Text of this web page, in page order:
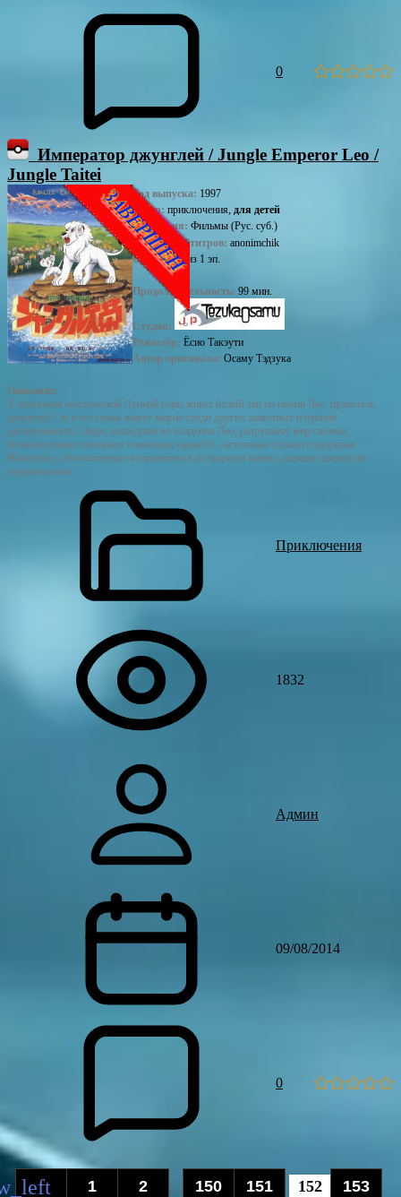
0
Император джунглей / Jungle Emperor Leo /
Jungle Taitei
Год выпуска: 1997
Жанр: приключения, для детей
Категория: Фильмы (Рус. суб.)
Перевод субтитров: anonimchik
Серии:1-1 из 1 эп.
Продолжительность: 99 мин.
Студия:
Режиссёр: Ёсио Такэути
Автор оригинала: Осаму Тэдзука
Описание:
У подножия мистической Лунной горы живет белый лев по имени Лео, правитель
джунглей. Он и его семья живут мирно среди других животных и буйной
растительности. Люди, вошедшие во владения Лео, разрушают мир своими
безжалостными поисками «сияющих камней» - источника сильного здоровья.
Животные, обеспокоенные вторжением в их мирную жизнь, должны оказать им
сопротивление.
Приключения
1832
Админ
09/08/2014
0
1 2 150 151 152 153